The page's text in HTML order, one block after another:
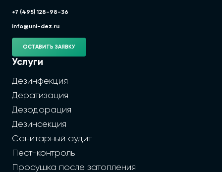
+7 (495) 128-98-36
info@uni-dez.ru
ОСТАВИТЬ ЗАЯВКУ
Услуги
Дезинфекция
Дератизация
Дезодорация
Дезинсекция
Санитарный аудит
Пест-контроль
Просушка после затопления